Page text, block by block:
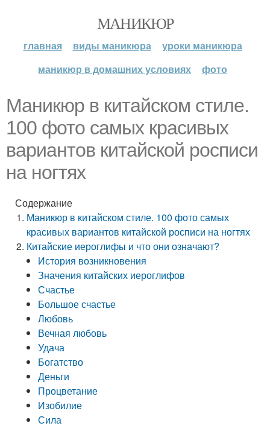
МАНИКЮР
главная виды маникюра
уроки маникюра
маникюр в домашних условиях
фото
Маникюр в китайском стиле.
100 фото самых красивых
вариантов китайской росписи
на ногтях
Содержание
Маникюр в китайском стиле. 100 фото самых
красивых вариантов китайской росписи на ногтях
Китайские иероглифы и что они означают?
История возникновения
Значения китайских иероглифов
Счастье
Большое счастье
Любовь
Вечная любовь
Удача
Богатство
Деньги
Процветание
Изобилие
Сила